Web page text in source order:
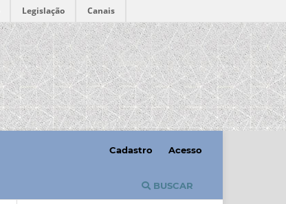
Legislação Canais
BUSCAR
Cadastro Acesso